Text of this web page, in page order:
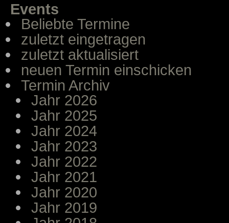
Events
Beliebte Termine
zuletzt eingetragen
zuletzt aktualisiert
neuen Termin einschicken
Termin Archiv
Jahr 2026
Jahr 2025
Jahr 2024
Jahr 2023
Jahr 2022
Jahr 2021
Jahr 2020
Jahr 2019